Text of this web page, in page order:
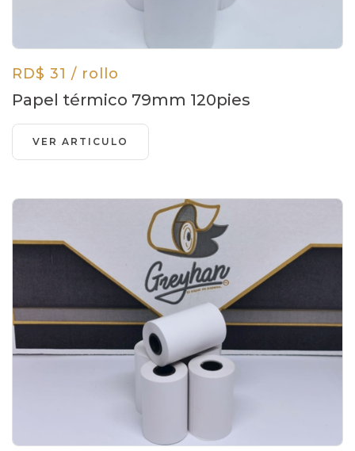
RD$ 31 / rollo
Papel térmico 79mm 120pies
VER ARTICULO